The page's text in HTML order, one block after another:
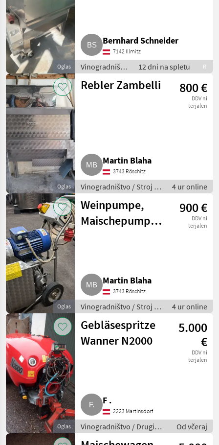
Oglas
Bernhard Schneider
7142 Illmitz
Vinogradništvo
/ Stroj za
kletarjenje
12 dni na spletu R
Oglas
Rebler Zambelli 800 €
DDV ni
terjalen
Martin Blaha
3743 Röschitz
Vinogradništvo / Stroj za
kletarjenje
4 ur online
Oglas
Weinpumpe,
Maischepumpe
900 €
DDV ni
terjalen
Martin Blaha
3743 Röschitz
Vinogradništvo / Stroj za
kletarjenje
4 ur online
Oglas
Gebläsespritze
Wanner N2000
5.000
€
DDV ni
terjalen
F .
2223 Martinsdorf
Vinogradništvo / Drugi
stroji za vinogradništvo
Od včeraj